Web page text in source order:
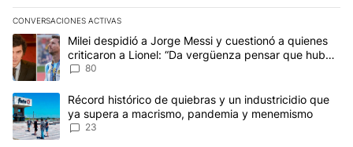
CONVERSACIONES ACTIVAS
Este listado muestra los artículos con más comentarios en los
Un artículo de tendencia con el título "Milei despidió a Jorge
Milei despidió a Jorge Messi y cuestionó a quienes
criticaron a Lionel: “Da vergüenza pensar que hubo
anti-Messi”
80
Un artículo de tendencia con el título "Récord histórico de
Récord histórico de quiebras y un industricidio que
ya supera a macrismo, pandemia y menemismo
23